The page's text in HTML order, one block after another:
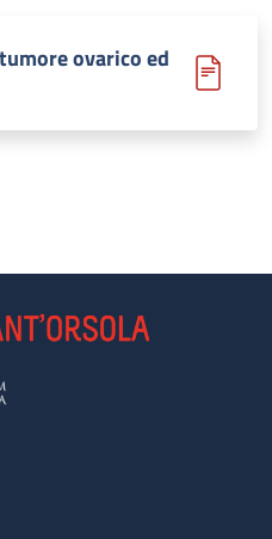
ovarico ed